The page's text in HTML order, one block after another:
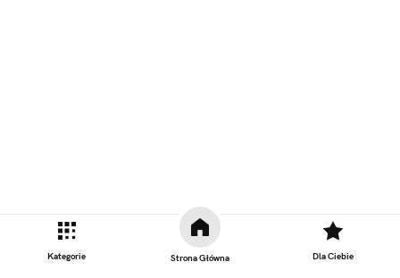
Kategorie Strona Główna Dla Ciebie